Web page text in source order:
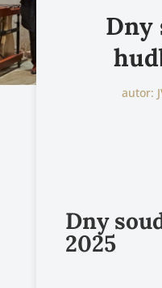
Dny
autor:
Dny
2025